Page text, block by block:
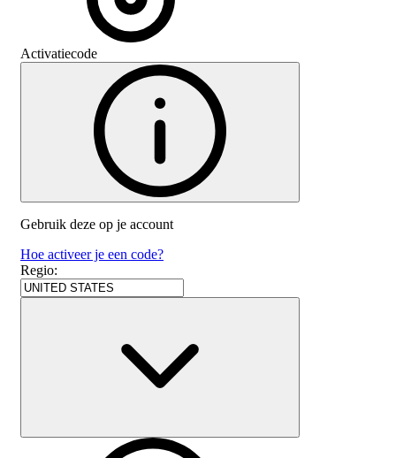
Activatiecode
Gebruik deze op je account
Hoe activeer je een code?
Regio: